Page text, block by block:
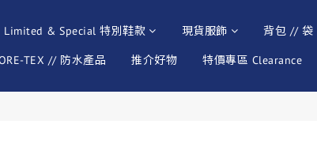
Limited & Special 特別鞋款 現貨服飾 背包 // 袋
TEX // 防水產品 推介好物 特價專區 Clearance